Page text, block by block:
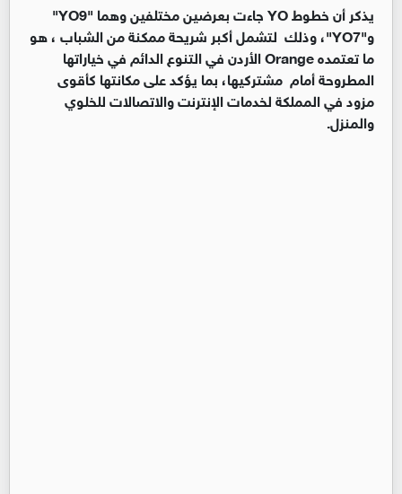
يذكر أن خطوط YO جاءت بعرضين مختلفين وهما "YO9"
و"YO7"، وذلك لتشمل أكبر شريحة ممكنة من الشباب ، هو
ما تعتمده Orange الأردن في التنوع الدائم في خياراتها
المطروحة أمام مشتركيها، بما يؤكد على مكانتها كأقوى
مزود في المملكة لخدمات الإنترنت والاتصالات للخلوي
والمنزل.